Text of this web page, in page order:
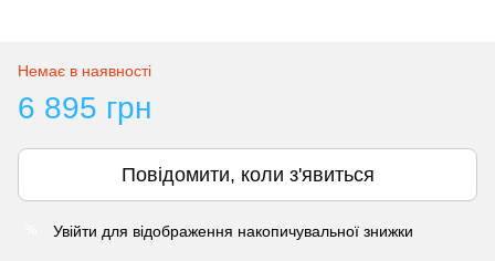
Немає в наявності
6 895 грн
Повідомити, коли з'явиться
Увійти для відображення накопичувальної знижки